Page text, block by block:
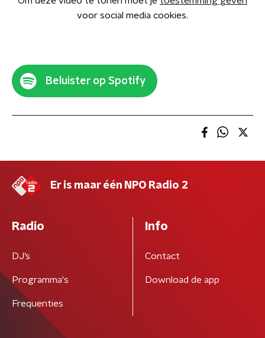
voor social media cookies.
Beluister op Spotify
Er is maar één NPO Radio 2
Radio
DJ’s
Programma's
Frequenties
Info
Contact
Download de app